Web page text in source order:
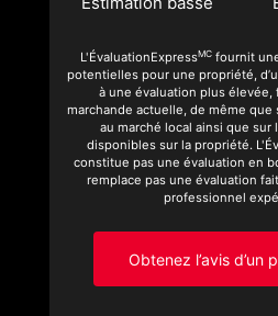
L'ÉvaluationExpressMC fournit
potentielles pour une propriété,
à une évaluation plus élevée,
marchande actuelle, de même
au marché local ainsi que
disponibles sur la propriété.
constitue pas une évaluation en
remplace pas une évaluation
professionnel
Obtenez l’avis d’un